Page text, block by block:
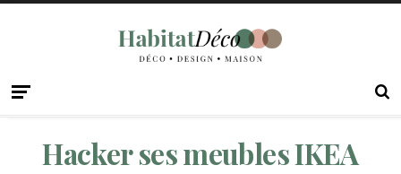
Hacker ses meubles IKEA